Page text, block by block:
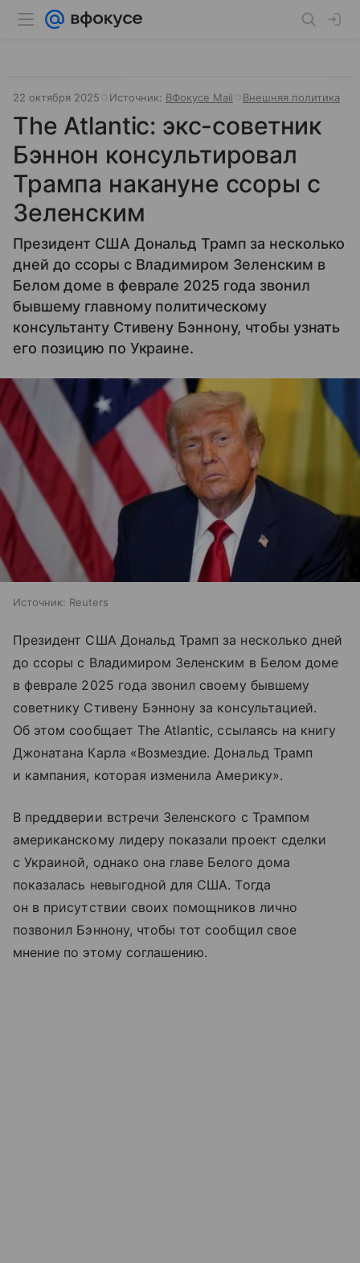
22 октября 2025 Источник: ВФокусе Mail Внешняя политика
The Atlantic: экс-советник
Бэннон консультировал
Трампа накануне ссоры с
Зеленским
Президент США Дональд Трамп за несколько
дней до ссоры с Владимиром Зеленским в
Белом доме в феврале 2025 года звонил
бывшему главному политическому
консультанту Стивену Бэннону, чтобы узнать
его позицию по Украине.
Источник: Reuters
Президент США Дональд Трамп за несколько дней
до ссоры с Владимиром Зеленским в Белом доме
в феврале 2025 года звонил своему бывшему
советнику Стивену Бэннону за консультацией.
Об этом сообщает The Atlantic, ссылаясь на книгу
Джонатана Карла «Возмездие. Дональд Трамп
и кампания, которая изменила Америку».
В преддверии встречи Зеленского с Трампом
американскому лидеру показали проект сделки
с Украиной, однако она главе Белого дома
показалась невыгодной для США. Тогда
он в присутствии своих помощников лично
позвонил Бэннону, чтобы тот сообщил свое
мнение по этому соглашению.